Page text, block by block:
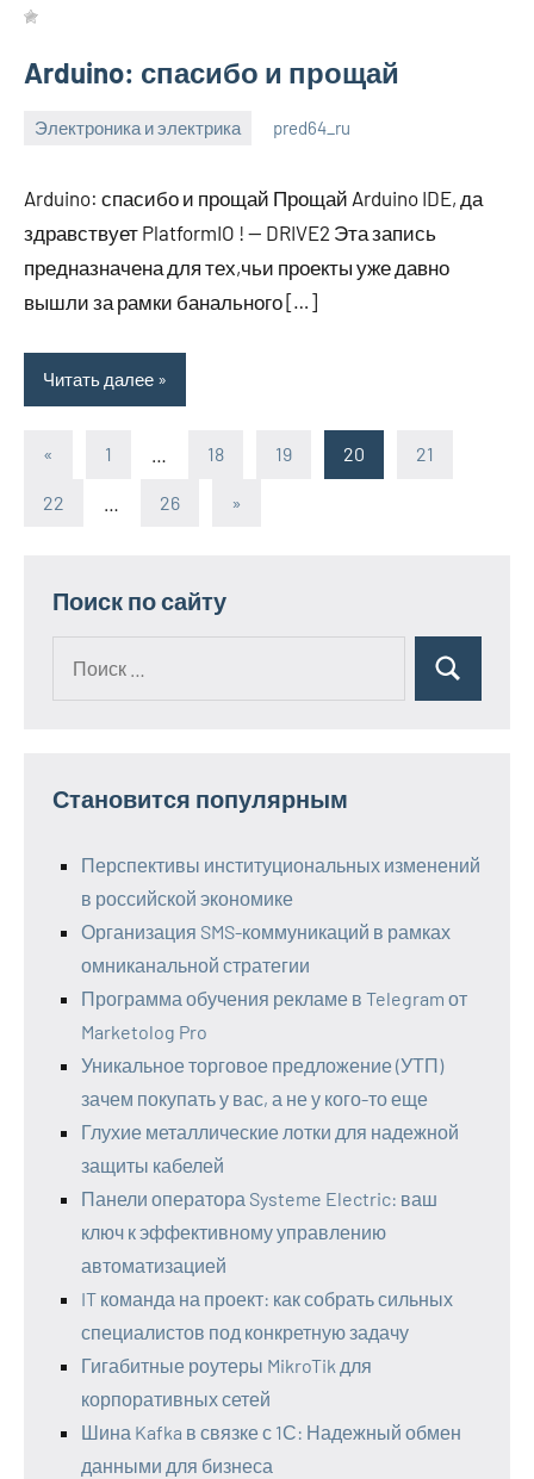
Arduino: спасибо и прощай
Электроника и электрика
2023
pred64_ru
Arduino: спасибо и прощай Прощай Arduino IDE, да
здравствует PlatformIO ! — DRIVE2 Эта запись
предназначена для тех,чьи проекты уже давно
вышли за рамки банального […]
Читать далее
Пагинация
«
Предыдущие
1 18 19 20 21
22 26
Следующие
»
Поиск по сайту
Поиск
Становится популярным
Перспективы институциональных изменений
в российской экономике
Организация SMS-коммуникаций в рамках
омниканальной стратегии
Программа обучения рекламе в Telegram от
Marketolog Pro
Уникальное торговое предложение (УТП)
зачем покупать у вас, а не у кого-то еще
Глухие металлические лотки для надежной
защиты кабелей
Панели оператора Systeme Electric: ваш
ключ к эффективному управлению
автоматизацией
IT команда на проект: как собрать сильных
специалистов под конкретную задачу
Гигабитные роутеры MikroTik для
корпоративных сетей
Шина Kafka в связке с 1С: Надежный обмен
данными для бизнеса